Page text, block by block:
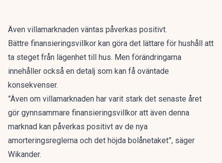
Även villamarknaden väntas påverkas positivt.
Bättre finansieringsvillkor kan göra det lättare för hushåll att
ta steget från lägenhet till hus. Men förändringarna
innehåller också en detalj som kan få oväntade
konsekvenser.
”Även om villamarknaden har varit stark det senaste året
gör gynnsammare finansieringsvillkor att även denna
marknad kan påverkas positivt av de nya
amorteringsreglerna och det höjda bolånetaket”, säger
Wikander.